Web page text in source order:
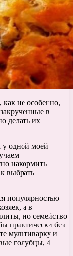
как не особенно,
в
делать их
у одной моей
накормить
выбрать
популярностью
а в
но семейство
практически без
мультиварку и
голубцы, 4